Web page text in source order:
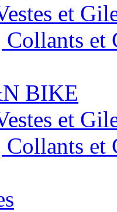
et
Collants et
BIKE
et
Collants et